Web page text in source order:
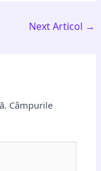
Next Articol →
Câmpurile